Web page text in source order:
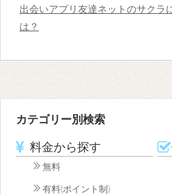
出会いアプリ友達ネットのサクラ
は？
カテゴリー別検索
料金から探す
無料
有料(ポイント制)